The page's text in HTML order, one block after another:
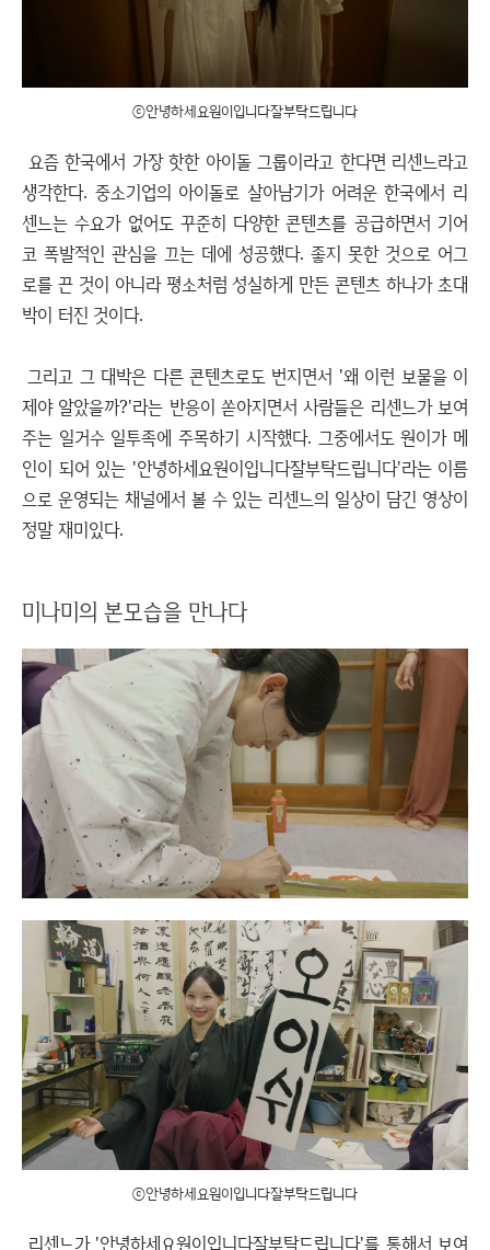
ⓒ안녕하세요원이입니다잘부탁드립니다
요즘 한국에서 가장 핫한 아이돌 그룹이라고 한다면 리센느라고
생각한다. 중소기업의 아이돌로 살아남기가 어려운 한국에서 리
센느는 수요가 없어도 꾸준히 다양한 콘텐츠를 공급하면서 기어
코 폭발적인 관심을 끄는 데에 성공했다. 좋지 못한 것으로 어그
로를 끈 것이 아니라 평소처럼 성실하게 만든 콘텐츠 하나가 초대
박이 터진 것이다.
그리고 그 대박은 다른 콘텐츠로도 번지면서 '왜 이런 보물을 이
제야 알았을까?'라는 반응이 쏟아지면서 사람들은 리센느가 보여
주는 일거수 일투족에 주목하기 시작했다. 그중에서도 원이가 메
인이 되어 있는 '안녕하세요원이입니다잘부탁드립니다'라는 이름
으로 운영되는 채널에서 볼 수 있는 리센느의 일상이 담긴 영상이
정말 재미있다.
미나미의 본모습을 만나다
ⓒ안녕하세요원이입니다잘부탁드립니다
리센느가 '안녕하세요원이입니다잘부탁드립니다'를 통해서 보여